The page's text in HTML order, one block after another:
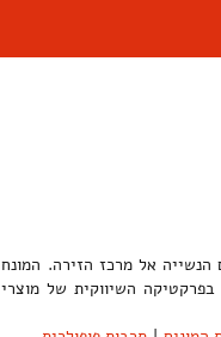
אל מרכז הזירה. המונח
בפרקטיקה השיווקית של מוצרי